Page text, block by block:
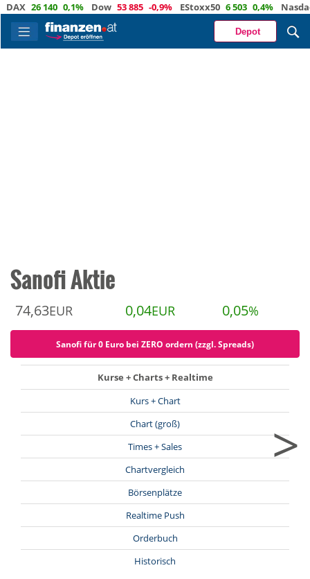
26 140 0,1% Dow 53 885 -0,9% EStoxx50 6 503 0,4% Nasdaq
Depot
Sanofi Aktie
74,63EUR 0,04EUR 0,05%
Sanofi für 0 Euro bei ZERO ordern (zzgl. Spreads)
Kurse + Charts + Realtime
Kurs + Chart
Chart (groß)
Times + Sales
Chartvergleich
Börsenplätze
Realtime Push
Orderbuch
Historisch
>